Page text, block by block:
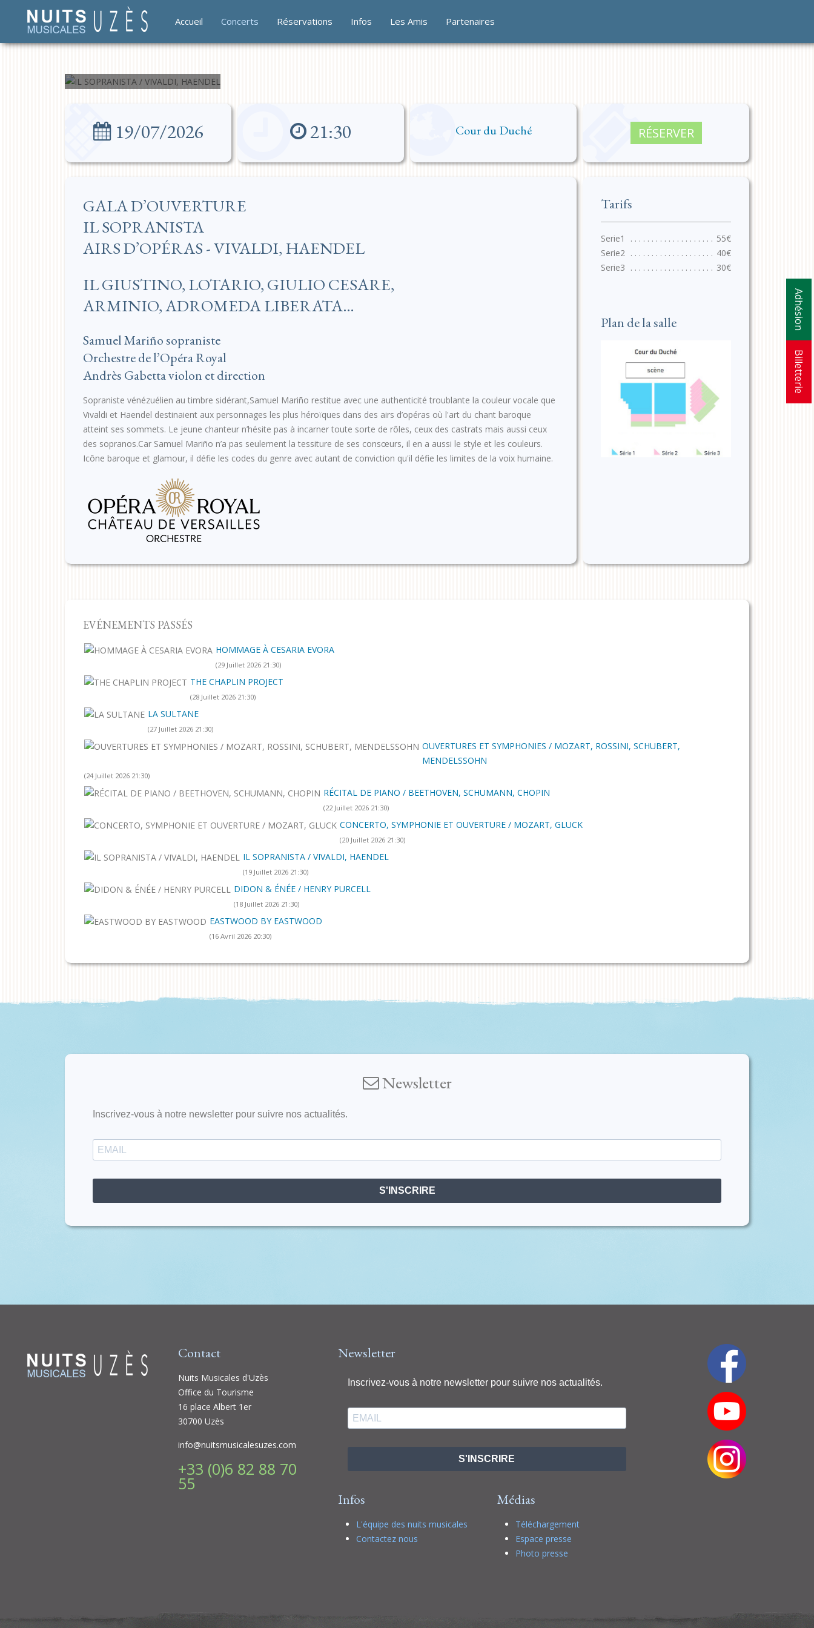
Adhésion
Billetterie
Accueil Concerts Réservations Infos Les Amis Partenaires
VIVALDI,
HAENDEL
19/07/2026 21:30 Cour du Duché RÉSERVER
GALA D’OUVERTURE
IL SOPRANISTA
AIRS D’OPÉRAS - VIVALDI, HAENDEL
IL GIUSTINO, LOTARIO, GIULIO CESARE,
ARMINIO, ADROMEDA LIBERATA…
Samuel Mariño sopraniste
Orchestre de l’Opéra Royal
Andrès Gabetta violon et direction
Sopraniste vénézuélien au timbre sidérant,Samuel Mariño restitue avec une authenticité troublante la couleur vocale que
Vivaldi et Haendel destinaient aux personnages les plus héroïques dans des airs d’opéras où l'art du chant baroque
atteint ses sommets. Le jeune chanteur n’hésite pas à incarner toute sorte de rôles, ceux des castrats mais aussi ceux
des sopranos.Car Samuel Mariño n’a pas seulement la tessiture de ses consœurs, il en a aussi le style et les couleurs.
Icône baroque et glamour, il défie les codes du genre avec autant de conviction qu'il défie les limites de la voix humaine.
Tarifs
55€
40€
30€
Plan de la salle
EVÉNEMENTS PASSÉS
HOMMAGE À CESARIA EVORA
(29 Juillet 2026 21:30)
THE CHAPLIN PROJECT
(28 Juillet 2026 21:30)
LA SULTANE
(27 Juillet 2026 21:30)
OUVERTURES ET SYMPHONIES / MOZART, ROSSINI, SCHUBERT,
MENDELSSOHN
(24 Juillet 2026 21:30)
RÉCITAL DE PIANO / BEETHOVEN, SCHUMANN, CHOPIN
(22 Juillet 2026 21:30)
CONCERTO, SYMPHONIE ET OUVERTURE / MOZART, GLUCK
(20 Juillet 2026 21:30)
IL SOPRANISTA / VIVALDI, HAENDEL
(19 Juillet 2026 21:30)
DIDON & ÉNÉE / HENRY PURCELL
(18 Juillet 2026 21:30)
EASTWOOD BY EASTWOOD
(16 Avril 2026 20:30)
Newsletter
Inscrivez-vous à notre newsletter pour suivre nos actualités.
S'INSCRIRE
Contact
Nuits Musicales d'Uzès
Office du Tourisme
16 place Albert 1er
30700 Uzès
info@nuitsmusicalesuzes.com
+33 (0)6 82 88 70
55
Newsletter
Inscrivez-vous à notre newsletter pour suivre nos actualités.
S'INSCRIRE
Infos
L'équipe des nuits musicales
Contactez nous
Médias
Téléchargement
Espace presse
Photo presse